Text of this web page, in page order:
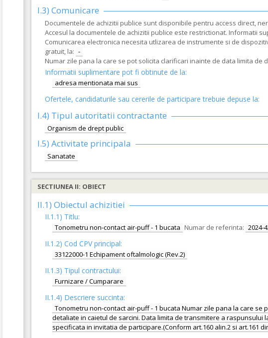
I.3) Comunicare
Documentele de achizitii publice sunt disponibile pentru access direct,
Accesul la documentele de achizitii publice este restrictionat. Informatii
Comunicarea electronica necesita utlizarea de instrumente si de
gratuit, la: -
Numar zile pana la care se pot solicita clarificari inainte de data limita
Informatii suplimentare pot fi obtinute de la:
adresa mentionata mai sus
Ofertele, candidaturile sau cererile de participare trebuie depuse la:
I.4) Tipul autoritatii contractante
Organism de drept public
I.5) Activitate principala
Sanatate
SECTIUNEA II: OBIECT
II.1) Obiectul achizitiei
II.1.1) Titlu:
Tonometru non-contact air-puff - 1 bucata Numar de referinta: 2024-
II.1.2) Cod CPV principal:
33122000-1 Echipament oftalmologic (Rev.2)
II.1.3) Tipul contractului:
Furnizare / Cumparare
II.1.4) Descriere succinta:
Tonometru non-contact air-puff - 1 bucata Numar zile pana la care
detaliate in caietul de sarcini. Data limita de transmitere a
specificata in invitatia de participare.(Conform art.160 alin.2 si art.161